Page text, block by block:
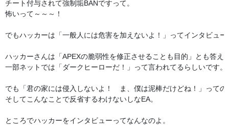
チート付与されて強制垢BANですって。
怖いって～～～！
でもハッカーは「一般人には危害を加えないよ！」ってインタビュ
ハッカーさんは「APEXの脆弱性を修正させることも目的」とも答え
一部ネットでは「ダークヒーローだ！」って言われてるらしいです。
でも「君の家には侵入しないよ！　ま、僕は泥棒だけどね！」って
そしてこんなことで反省するわけないしなEA。
ところでハッカーをインタビューってなんなのよ。